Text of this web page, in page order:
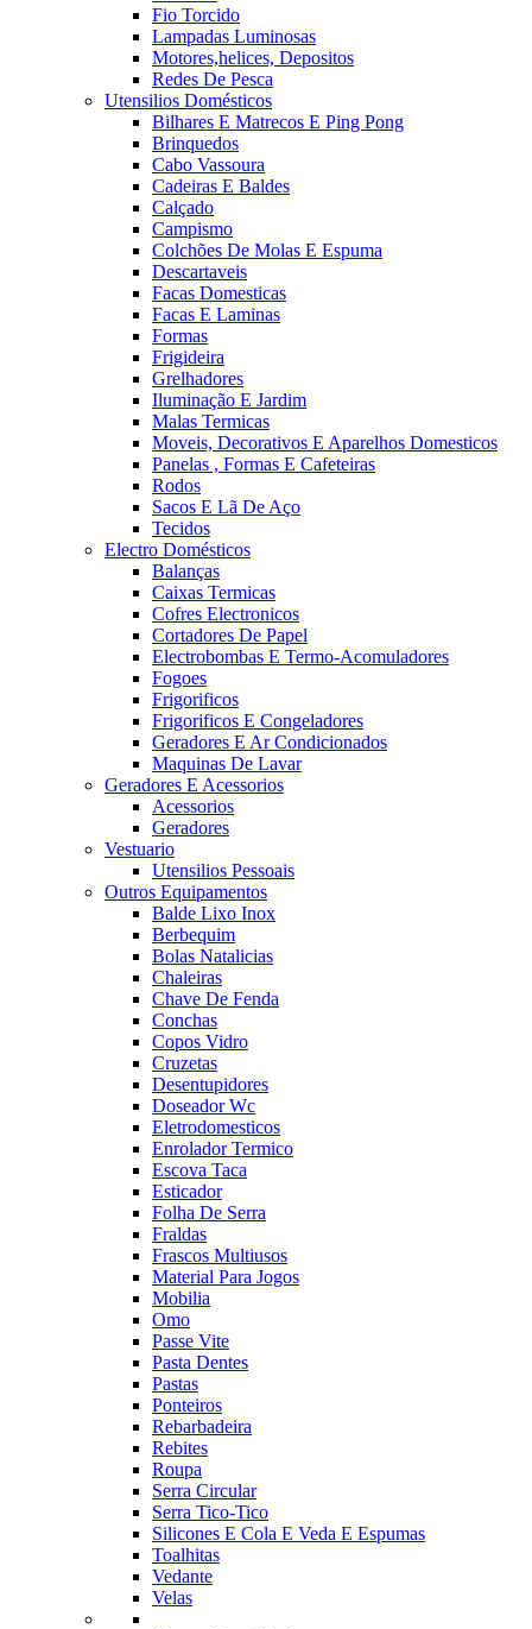
Fio Torcido
Lampadas Luminosas
Motores,helices, Depositos
Redes De Pesca
Utensilios Domésticos
Bilhares E Matrecos E Ping Pong
Brinquedos
Cabo Vassoura
Cadeiras E Baldes
Calçado
Campismo
Colchões De Molas E Espuma
Descartaveis
Facas Domesticas
Facas E Laminas
Formas
Frigideira
Grelhadores
Iluminação E Jardim
Malas Termicas
Moveis, Decorativos E Aparelhos Domesticos
Panelas , Formas E Cafeteiras
Rodos
Sacos E Lã De Aço
Tecidos
Electro Domésticos
Balanças
Caixas Termicas
Cofres Electronicos
Cortadores De Papel
Electrobombas E Termo-Acomuladores
Fogoes
Frigorificos
Frigorificos E Congeladores
Geradores E Ar Condicionados
Maquinas De Lavar
Geradores E Acessorios
Acessorios
Geradores
Vestuario
Utensilios Pessoais
Outros Equipamentos
Balde Lixo Inox
Berbequim
Bolas Natalicias
Chaleiras
Chave De Fenda
Conchas
Copos Vidro
Cruzetas
Desentupidores
Doseador Wc
Eletrodomesticos
Enrolador Termico
Escova Taca
Esticador
Folha De Serra
Fraldas
Frascos Multiusos
Material Para Jogos
Mobilia
Omo
Passe Vite
Pasta Dentes
Pastas
Ponteiros
Rebarbadeira
Rebites
Roupa
Serra Circular
Serra Tico-Tico
Silicones E Cola E Veda E Espumas
Toalhitas
Vedante
Velas